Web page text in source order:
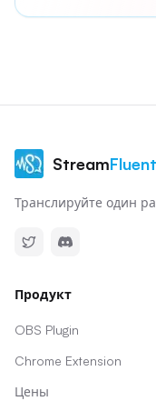
StreamFluent
Транслируйте один
Продукт
OBS Plugin
Chrome Extension
Цены